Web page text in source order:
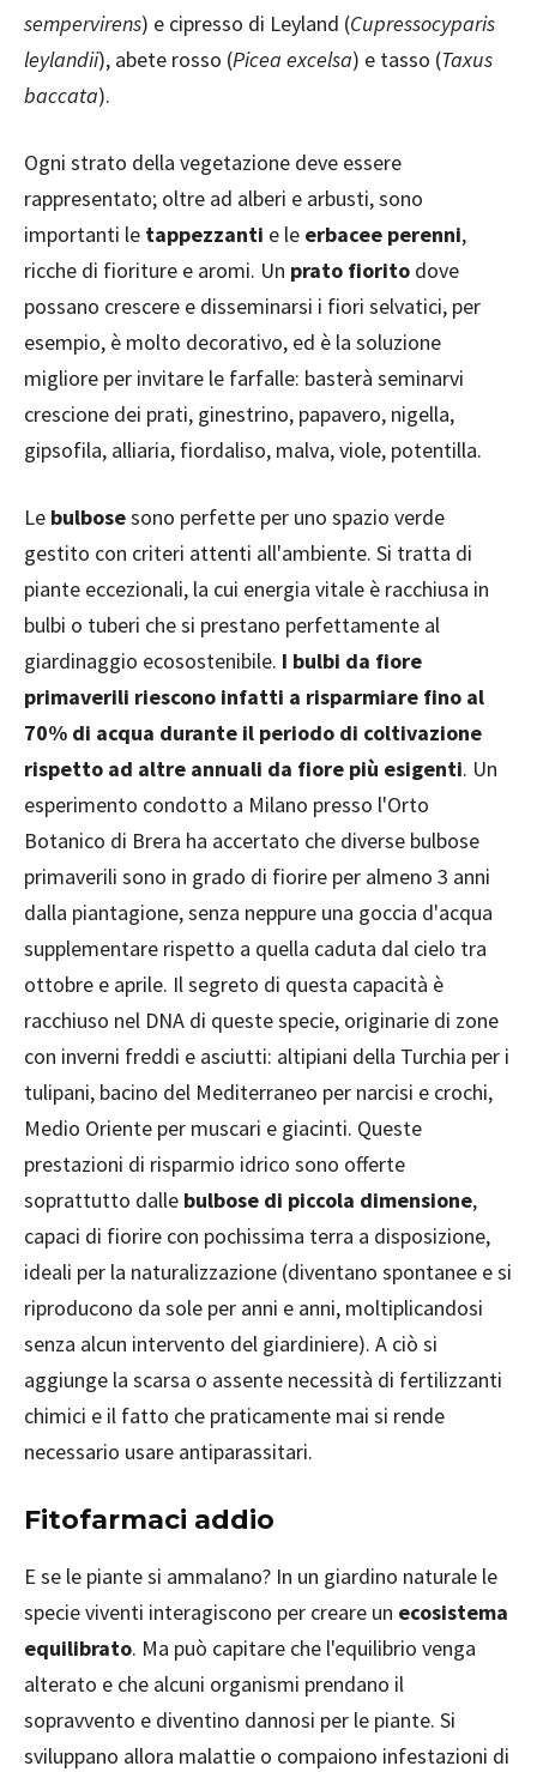
sempervirens) e cipresso di Leyland (Cupressocyparis
leylandii), abete rosso (Picea excelsa) e tasso (Taxus
baccata).
Ogni strato della vegetazione deve essere
rappresentato; oltre ad alberi e arbusti, sono
importanti le tappezzanti e le erbacee perenni,
ricche di fioriture e aromi. Un prato fiorito dove
possano crescere e disseminarsi i fiori selvatici, per
esempio, è molto decorativo, ed è la soluzione
migliore per invitare le farfalle: basterà seminarvi
crescione dei prati, ginestrino, papavero, nigella,
gipsofila, alliaria, fiordaliso, malva, viole, potentilla.
Le bulbosesono perfette per uno spazio verde
gestito con criteri attenti all'ambiente. Si tratta di
piante eccezionali, la cui energia vitale è racchiusa in
bulbi o tuberi che si prestano perfettamente al
giardinaggio ecosostenibile. I bulbi da fiore
primaverili riescono infatti a risparmiare fino al
70% di acqua durante il periodo di coltivazione
rispetto ad altre annuali da fiore più esigenti. Un
esperimento condotto a Milano presso l'Orto
Botanico di Brera ha accertato che diverse bulbose
primaverili sono in grado di fiorire per almeno 3 anni
dalla piantagione, senza neppure una goccia d'acqua
supplementare rispetto a quella caduta dal cielo tra
ottobre e aprile. Il segreto di questa capacità è
racchiuso nel DNA di queste specie, originarie di zone
con inverni freddi e asciutti: altipiani della Turchia per i
tulipani, bacino del Mediterraneo per narcisi e crochi,
Medio Oriente per muscari e giacinti. Queste
prestazioni di risparmio idrico sono offerte
soprattutto dalle bulbose di piccola dimensione,
capaci di fiorire con pochissima terra a disposizione,
ideali per la naturalizzazione (diventano spontanee e si
riproducono da sole per anni e anni, moltiplicandosi
senza alcun intervento del giardiniere). A ciò si
aggiunge la scarsa o assente necessità di fertilizzanti
chimici e il fatto che praticamente mai si rende
necessario usare antiparassitari.
Fitofarmaci addio
E se le piante si ammalano? In un giardino naturale le
specie viventi interagiscono per creare un ecosistema
equilibrato. Ma può capitare che l'equilibrio venga
alterato e che alcuni organismi prendano il
sopravvento e diventino dannosi per le piante. Si
sviluppano allora malattie o compaiono infestazioni di